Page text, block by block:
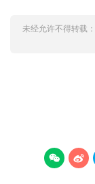
未经允许不得转载：
 